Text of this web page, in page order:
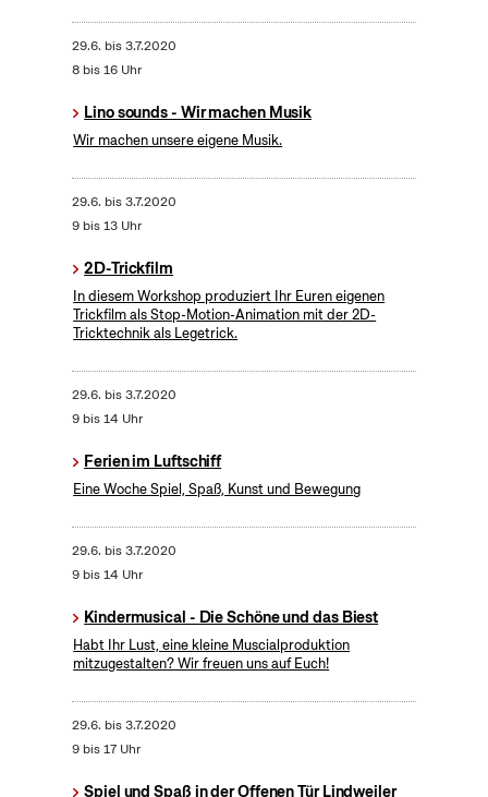
29.6. bis3.7.2020
8 bis 16 Uhr
Lino sounds - Wir machen Musik
Wir machen unsere eigene Musik.
29.6. bis3.7.2020
9 bis 13 Uhr
2D-Trickfilm
In diesem Workshop produziert Ihr Euren eigenen
Trickfilm als Stop-Motion-Animation mit der 2D-
Tricktechnik als Legetrick.
29.6. bis3.7.2020
9 bis 14 Uhr
Ferien im Luftschiff
Eine Woche Spiel, Spaß, Kunst und Bewegung
29.6. bis3.7.2020
9 bis 14 Uhr
Kindermusical - Die Schöne und das Biest
Habt Ihr Lust, eine kleine Muscialproduktion
mitzugestalten? Wir freuen uns auf Euch!
29.6. bis3.7.2020
9 bis 17 Uhr
Spiel und Spaß in der Offenen Tür Lindweiler